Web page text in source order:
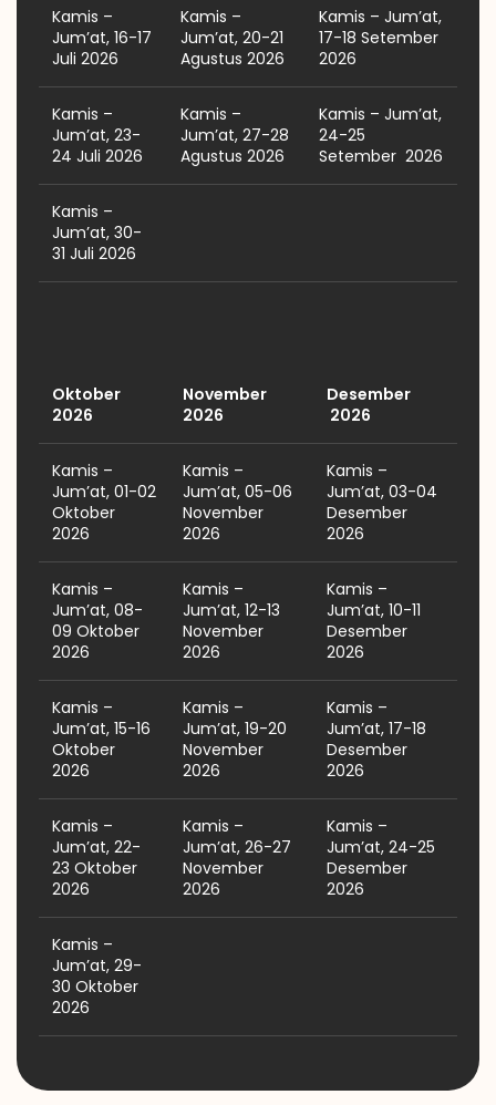
Kamis –
Jum’at, 16-17
Juli 2026
Kamis –
Jum’at, 20-21
Agustus 2026
Kamis – Jum’at,
17-18 Setember
2026
Kamis –
Jum’at, 23-
24 Juli 2026
Kamis –
Jum’at, 27-28
Agustus 2026
Kamis – Jum’at,
24-25
Setember 2026
Kamis –
Jum’at, 30-
31 Juli 2026
Oktober
2026
November
2026
Desember
2026
Kamis –
Jum’at, 01-02
Oktober
2026
Kamis –
Jum’at, 05-06
November
2026
Kamis –
Jum’at, 03-04
Desember
2026
Kamis –
Jum’at, 08-
09 Oktober
2026
Kamis –
Jum’at, 12-13
November
2026
Kamis –
Jum’at, 10-11
Desember
2026
Kamis –
Jum’at, 15-16
Oktober
2026
Kamis –
Jum’at, 19-20
November
2026
Kamis –
Jum’at, 17-18
Desember
2026
Kamis –
Jum’at, 22-
23 Oktober
2026
Kamis –
Jum’at, 26-27
November
2026
Kamis –
Jum’at, 24-25
Desember
2026
Kamis –
Jum’at, 29-
30 Oktober
2026